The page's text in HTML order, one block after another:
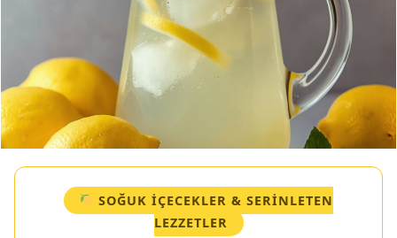
SOĞUK İÇECEKLER & SERINLETEN
LEZZETLER